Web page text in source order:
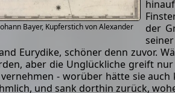
Bayer, Kupferstich von Alexander
der
Eurydike, schöner denn zuvor.
aber die Unglückliche greift
- worüber hätte sie
und sank dorthin zurück,